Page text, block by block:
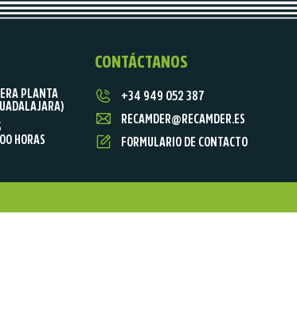
PLANTA
HORAS
CONTÁCTANOS
+34 949 052 387
RECAMDER@RECAMDER.ES
FORMULARIO DE CONTACTO